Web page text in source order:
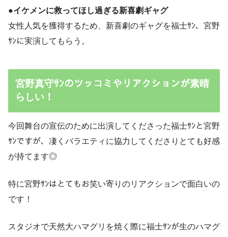
●イケメンに救ってほし過ぎる新喜劇ギャグ
女性人気を獲得するため、新喜劇のギャグを福士ｻﾝ、宮野
ｻﾝに実演してもらう。
宮野真守ｻﾝのツッコミやリアクションが素晴
らしい！
今回舞台の宣伝のために出演してくださった福士ｻﾝと宮野
ｻﾝですが、凄くバラエティに協力してくださりとても好感
が持てます◎
特に宮野ｻﾝはとてもお笑い寄りのリアクションで面白いの
です！
スタジオで天然大ハマグリを焼く際に福士ｻﾝが生のハマグ